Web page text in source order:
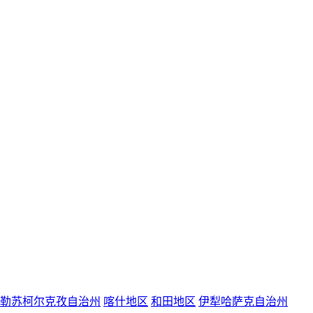
苏柯尔克孜自治州 喀什地区 和田地区 伊犁哈萨克自治州